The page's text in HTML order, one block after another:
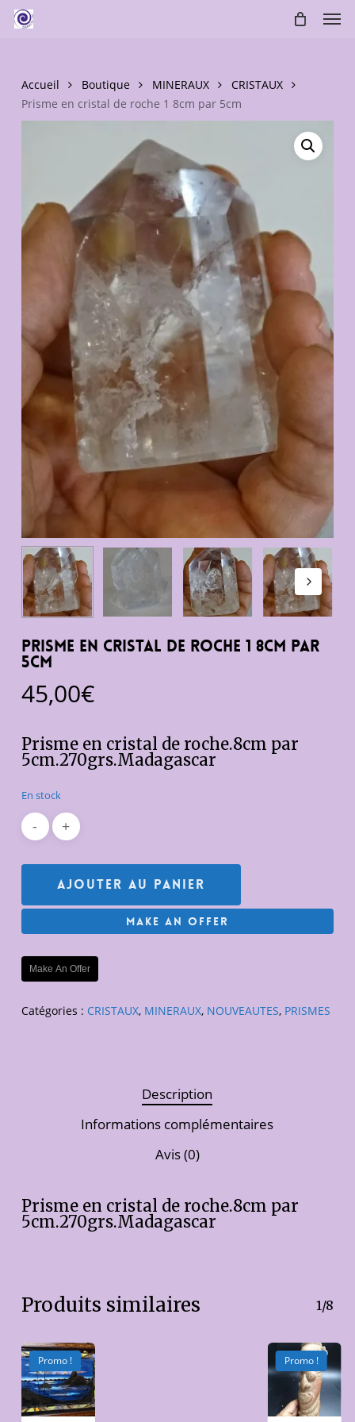
main
Accueil Boutique MINERAUX
CRISTAUX
Prisme en cristal de roche 1 8cm par 5cm
Prisme en cristal de roche 1 8cm par
5cm
45,00€
Prisme en cristal de roche.8cm par
5cm.270grs.Madagascar
En stock
Ajouter Au Panier
Make An Offer
Make An Offer
Catégories : CRISTAUX, MINERAUX, NOUVEAUTES, PRISMES
Description
Informations complémentaires
Avis (0)
Prisme en cristal de roche.8cm par
5cm.270grs.Madagascar
Produits similaires 1/8
Promo ! Promo !